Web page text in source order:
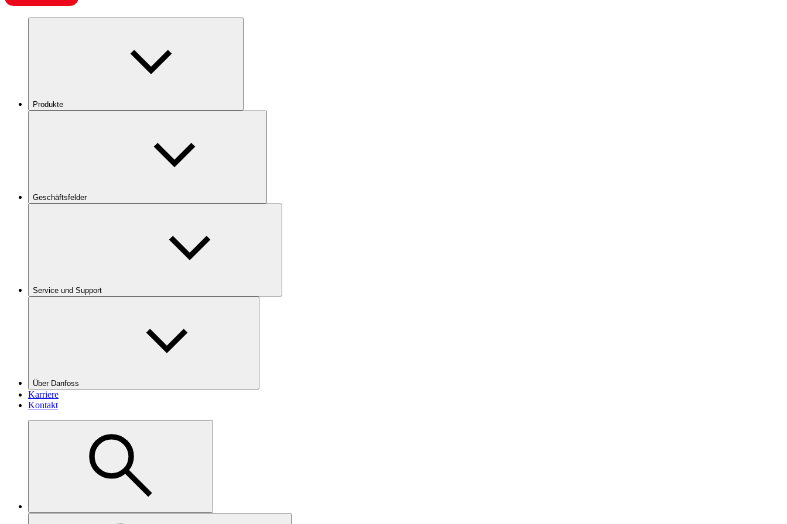
Produkte
Geschäftsfelder
Service und Support
Über Danfoss
Karriere
Kontakt